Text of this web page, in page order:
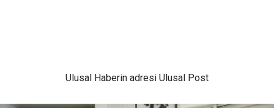
Ulusal Haberin adresi Ulusal Post